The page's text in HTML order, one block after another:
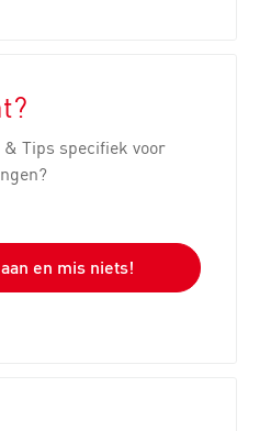
Tips specifiek voor
en mis niets!